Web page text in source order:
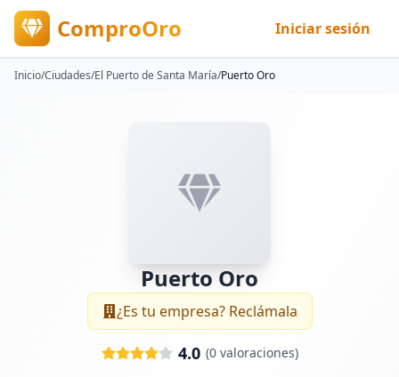
ComproOro Iniciar sesión
Inicio/Ciudades/El Puerto de Santa María/Puerto Oro
Puerto Oro
¿Es tu empresa? Reclámala
4.0 (0valoraciones)